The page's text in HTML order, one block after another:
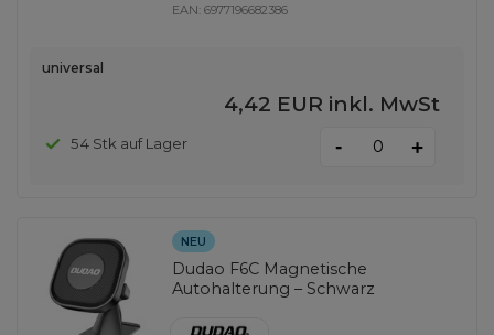
EAN:6977196682386
universal
4,42 EUR inkl. MwSt
54 Stk auf Lager - +
NEU
Dudao F6C Magnetische
Autohalterung – Schwarz